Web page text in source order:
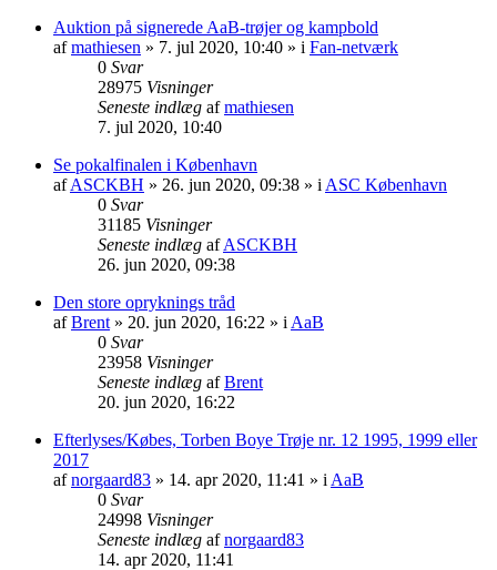
Auktion på signerede AaB-trøjer og kampbold
afmathiesen » 7. jul 2020, 10:40 » i Fan-netværk
0 Svar
28975 Visninger
Seneste indlæg afmathiesen
7. jul 2020, 10:40
Se pokalfinalen i København
afASCKBH » 26. jun 2020, 09:38 » i ASC København
0 Svar
31185 Visninger
Seneste indlæg afASCKBH
26. jun 2020, 09:38
Den store opryknings tråd
afBrent » 20. jun 2020, 16:22 » i AaB
0 Svar
23958 Visninger
Seneste indlæg afBrent
20. jun 2020, 16:22
Efterlyses/Købes, Torben Boye Trøje nr. 12 1995, 1999 eller
2017
afnorgaard83 » 14. apr 2020, 11:41 » i AaB
0 Svar
24998 Visninger
Seneste indlæg afnorgaard83
14. apr 2020, 11:41